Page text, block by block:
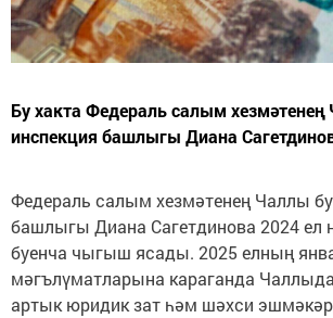
Бу хакта Федераль салым хезмәтенең
инспекция башлыгы Диана
Федераль салым хезмәтенең Чаллы
башлыгы Диана Сагетдинова 2024 ел
буенча чыгыш ясады. 2025 елның
мәгълүматларына караганда
артык юридик зат һәм шәхси